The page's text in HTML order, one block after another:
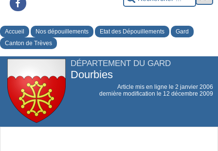
Accueil Nos dépouillements Etat des Dépouillements
Gard
Canton de Trèves
DÉPARTEMENT DU GARD
Dourbies
Article mis en ligne le 2 janvier 2006
dernière modification le 12 décembre 2009